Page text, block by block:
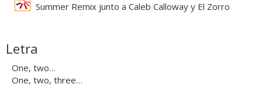
Summer Remix junto a Caleb Calloway y El Zorro
Letra
One, two…
One, two, three…